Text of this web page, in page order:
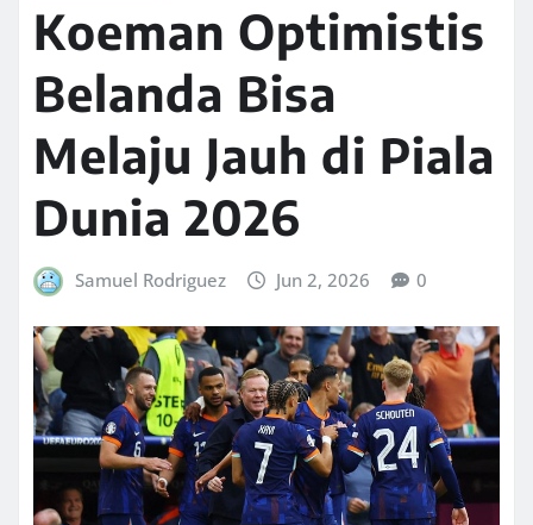
Koeman Optimistis
Belanda Bisa
Melaju Jauh di Piala
Dunia 2026
Samuel Rodriguez Jun 2, 2026 0